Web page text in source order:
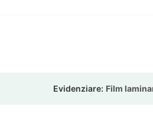
Evidenziare: Film